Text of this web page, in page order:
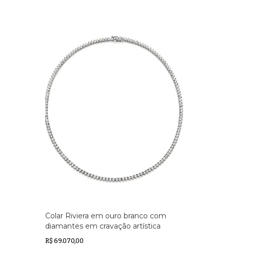
Colar Riviera em ouro branco com
diamantes em cravação artística
R$ 69.070,00